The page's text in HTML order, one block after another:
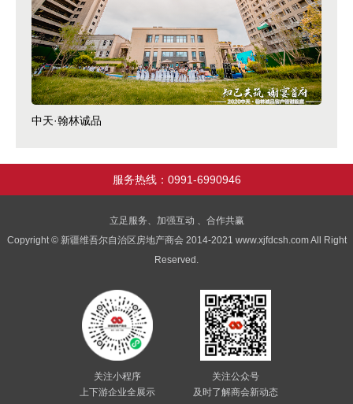
中天·翰林诚品
服务热线：0991-6990946
立足服务、加强互动 、合作共赢
Copyright © 新疆维吾尔自治区房地产商会 2014-2021 www.xjfdcsh.com All Right
Reserved.
关注小程序
上下游企业全展示
关注公众号
及时了解商会新动态